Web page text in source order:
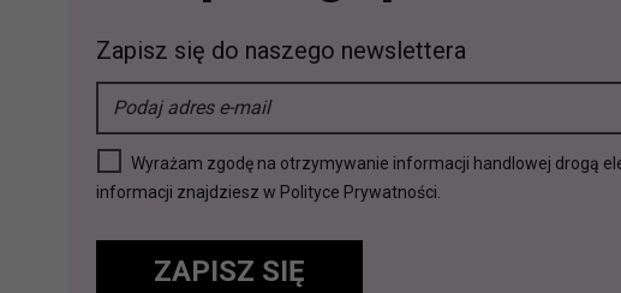
Zapisz się do naszego newslettera
Wyrażam zgodę na otrzymywanie informacji handlowej drogą
informacji znajdziesz w Polityce Prywatności.
ZAPISZ SIĘ
Każde przetwarzanie Twoich danych musi
Podstawą prawną przetwarzania Twoich
analizowania ich i udoskonalania oraz
(tymi umowami są zazwyczaj regulaminy
prawną dla pomiarów statystycznych i
Przetwarzanie Twoich danych w celach